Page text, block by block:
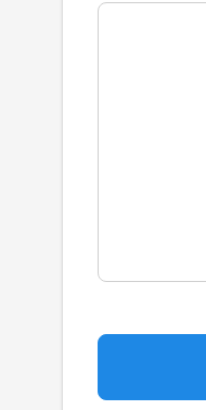
取材内容 • 希